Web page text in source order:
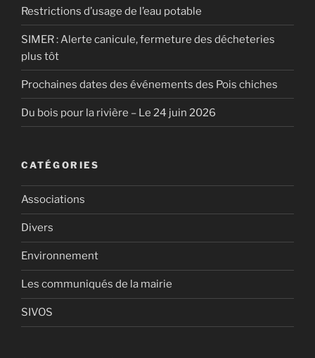
Restrictions d’usage de l’eau potable
SIMER : Alerte canicule, fermeture des décheteries
plus tôt
Prochaines dates des événements des Pois chiches
Du bois pour la rivière – Le 24 juin 2026
CATÉGORIES
Associations
Divers
Environnement
Les communiqués de la mairie
SIVOS